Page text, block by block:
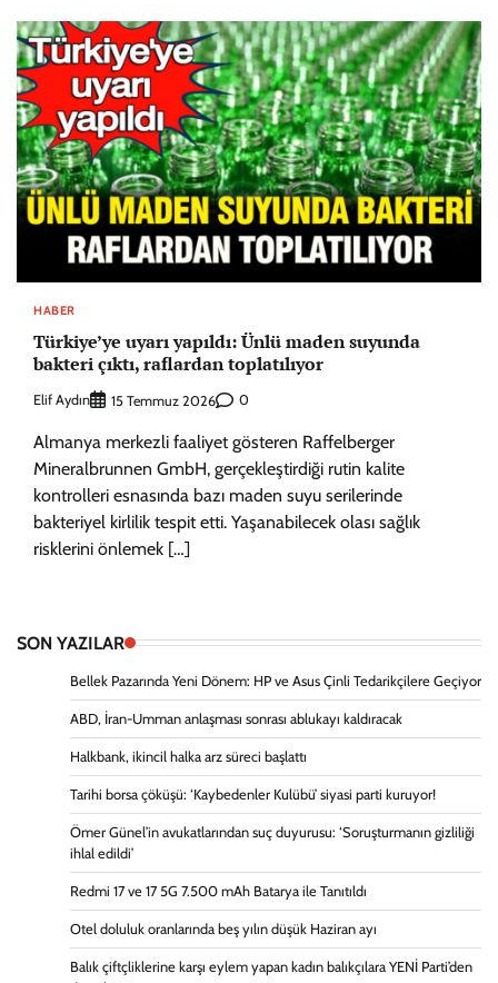
HABER
Türkiye’ye uyarı yapıldı: Ünlü maden suyunda
bakteri çıktı, raflardan toplatılıyor
Elif Aydın 15 Temmuz 2026 0
Almanya merkezli faaliyet gösteren Raffelberger
Mineralbrunnen GmbH, gerçekleştirdiği rutin kalite
kontrolleri esnasında bazı maden suyu serilerinde
bakteriyel kirlilik tespit etti. Yaşanabilecek olası sağlık
risklerini önlemek […]
SON YAZILAR
Bellek Pazarında Yeni Dönem: HP ve Asus Çinli Tedarikçilere Geçiyor
ABD, İran-Umman anlaşması sonrası ablukayı kaldıracak
Halkbank, ikincil halka arz süreci başlattı
Tarihi borsa çöküşü: ‘Kaybedenler Kulübü’ siyasi parti kuruyor!
Ömer Günel’in avukatlarından suç duyurusu: ‘Soruşturmanın gizliliği
ihlal edildi’
Redmi 17 ve 17 5G 7.500 mAh Batarya ile Tanıtıldı
Otel doluluk oranlarında beş yılın düşük Haziran ayı
Balık çiftçliklerine karşı eylem yapan kadın balıkçılara YENİ Parti’den